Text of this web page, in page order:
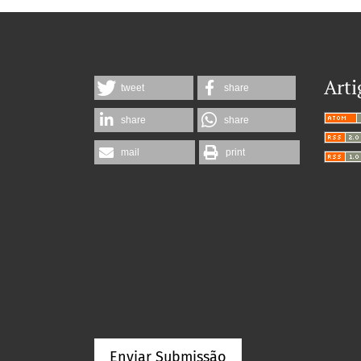
tweet share
share share
mail print
Enviar Submissão